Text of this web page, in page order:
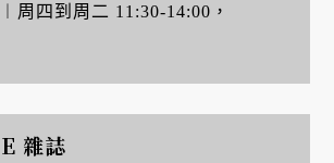
周四到周二 11:30-14:00，
雜誌